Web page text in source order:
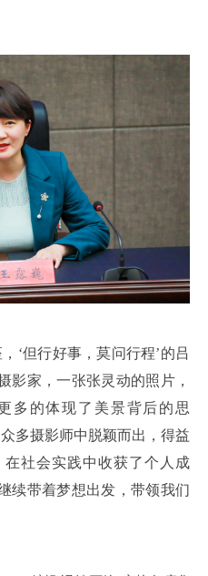
但行好事，莫问行程’的吕
影家，一张张灵动的照片，
多的体现了美景背后的思
多摄影师中脱颖而出，得益
社会实践中收获了个人成
续带着梦想出发，带领我们